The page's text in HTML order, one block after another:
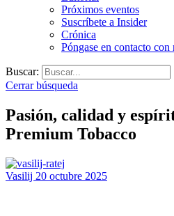
Próximos eventos
Suscríbete a Insider
Crónica
Póngase en contacto con
Buscar:
Cerrar búsqueda
Pasión, calidad y
Premium Tobacco
Vasilij 20 octubre 2025